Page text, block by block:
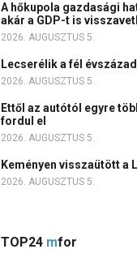
A hőkupola gazdasági
akár a GDP-t is
2026. AUGUSZTUS 5.
Lecserélik a fél
2026. AUGUSZTUS 5.
Ettől az autótól egyre
fordul el
2026. AUGUSZTUS 5.
Keményen visszaütött a
2026. AUGUSZTUS 5.
TOP24 mfor